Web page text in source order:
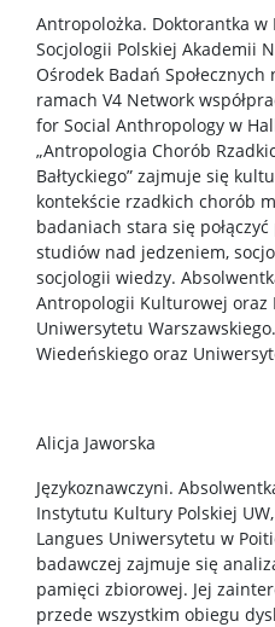
Antropolożka. Doktorantka w
Socjologii Polskiej Akademii
Ośrodek Badań
ramach V4 Network
for Social Anthropology w
„Antropologia Chorób
Bałtyckiego” zajmuje się
kontekście rzadkich chorób
badaniach stara się
studiów nad jedzeniem,
socjologii wiedzy.
Antropologii Kulturowej
Uniwersytetu
Wiedeńskiego oraz
Alicja Jaworska
Językoznawczyni.
Instytutu Kultury Polskiej
Langues Uniwersytetu w
badawczej zajmuje się
pamięci zbiorowej. Jej
przede wszystkim obiegu